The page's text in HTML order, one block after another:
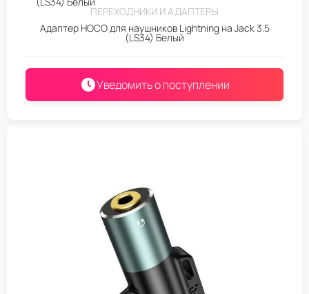
ПЕРЕХОДНИКИ И АДАПТЕРЫ
Адаптер HOCO для наушников Lightning на Jack 3.5
(LS34) Белый
Уведомить о поступлении